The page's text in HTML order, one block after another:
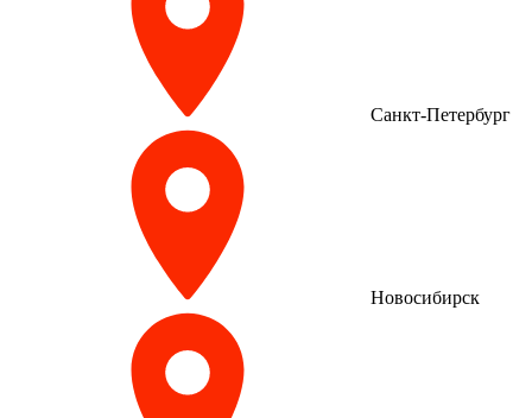
Санкт-Петербург
Новосибирск